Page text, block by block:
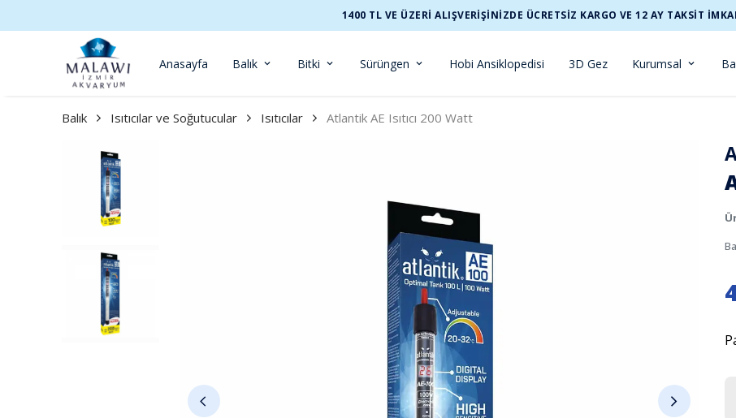
1400 TL VE ÜZERİ ALIŞVERİŞİNİZDE ÜCRETSİZ KARGO VE 12 AY TAKSİT
Anasayfa Balık Bitki Sürüngen Hobi Ansiklopedisi 3D Gez Kurumsal
Balık Isıtıcılar ve Soğutucular Isıtıcılar Atlantik AE Isıtıcı 200 Watt